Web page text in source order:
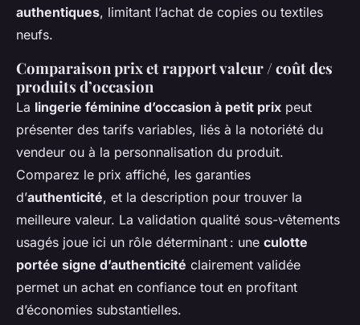
authentiques, limitant l’achat de copies ou textiles
neufs.
Comparaison prix et rapport valeur / coût des
produits d’occasion
La lingerie féminine d’occasion à petit prix peut
présenter des tarifs variables, liés à la notoriété du
vendeur ou à la personnalisation du produit.
Comparez le prix affiché, les garanties
d’authenticité, et la description pour trouver la
meilleure valeur. La validation qualité sous-vêtements
usagés joue ici un rôle déterminant : une culotte
portée signe d’authenticité clairement validée
permet un achat en confiance tout en profitant
d’économies substantielles.